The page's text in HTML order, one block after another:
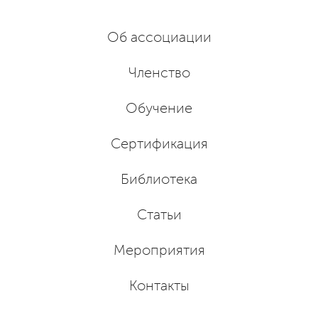
Об ассоциации
Членство
Обучение
Сертификация
Библиотека
Статьи
Мероприятия
Контакты